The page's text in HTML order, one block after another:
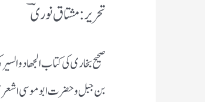
تحریر:مشتاق نوریؔ
بن جبل و حضرت ابو موسی